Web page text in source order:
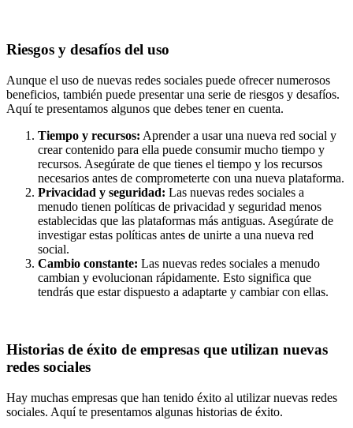
Riesgos y desafíos del uso
Aunque el uso de nuevas redes sociales puede ofrecer numerosos
beneficios, también puede presentar una serie de riesgos y desafíos.
Aquí te presentamos algunos que debes tener en cuenta.
Tiempo y recursos: Aprender a usar una nueva red social y
crear contenido para ella puede consumir mucho tiempo y
recursos. Asegúrate de que tienes el tiempo y los recursos
necesarios antes de comprometerte con una nueva plataforma.
Privacidad y seguridad: Las nuevas redes sociales a
menudo tienen políticas de privacidad y seguridad menos
establecidas que las plataformas más antiguas. Asegúrate de
investigar estas políticas antes de unirte a una nueva red
social.
Cambio constante: Las nuevas redes sociales a menudo
cambian y evolucionan rápidamente. Esto significa que
tendrás que estar dispuesto a adaptarte y cambiar con ellas.
Historias de éxito de empresas que utilizan nuevas
redes sociales
Hay muchas empresas que han tenido éxito al utilizar nuevas redes
sociales. Aquí te presentamos algunas historias de éxito.